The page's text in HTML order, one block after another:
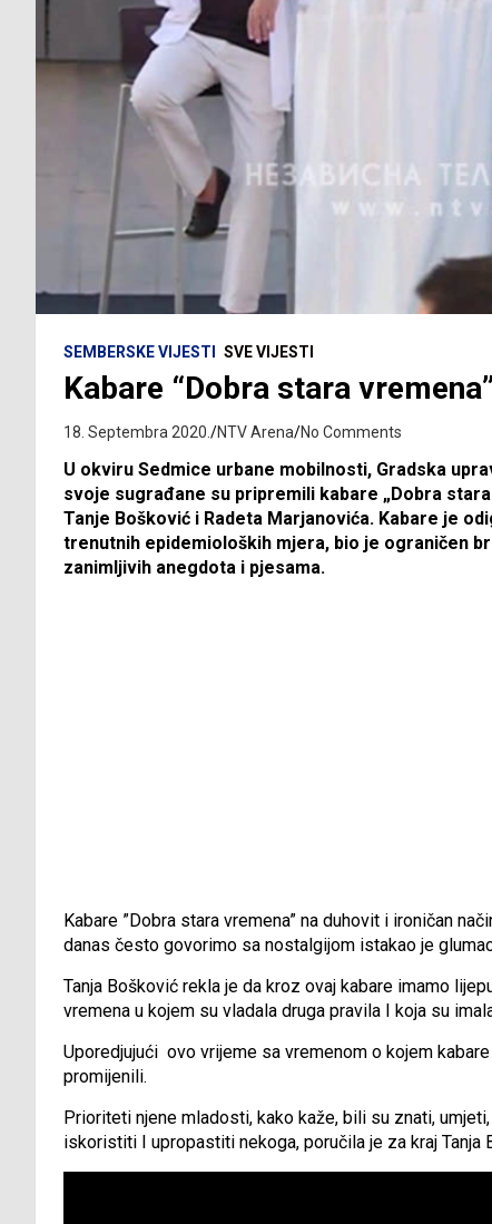
SEMBERSKE VIJESTI SVE VIJESTI
Kabare “Dobra stara
18. Septembra 2020. NTV Arena No Comments
U okviru Sedmice urbane mobilnosti, Gradska
svoje sugrađane su pripremili kabare „Dobra
Tanje Bošković i Radeta Marjanovića. Kabare je
trenutnih epidemioloških mjera, bio je ograničen
zanimljivih anegdota i pjesama.
Kabare ”Dobra stara vremena” na duhovit i ironičan
danas često govorimo sa nostalgijom istakao je
Tanja Bošković rekla je da kroz ovaj kabare imamo
vremena u kojem su vladala druga pravila I koja su
Uporedjujući ovo vrijeme sa vremenom o kojem
promijenili.
Prioriteti njene mladosti, kako kaže, bili su znati,
iskoristiti I upropastiti nekoga, poručila je za kraj Tanja